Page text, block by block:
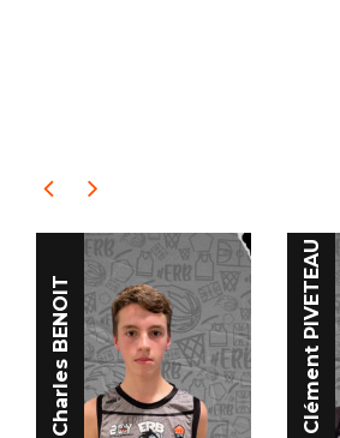
Charles BENOIT Clément PIVETEAU